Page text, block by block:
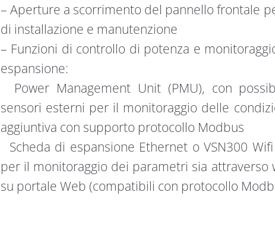
– Aperture a scorrimento del pannello frontale
di installazione e manutenzione
– Funzioni di controllo di potenza e
espansione:
Power Management Unit (PMU), con
sensori esterni per il monitoraggio delle
aggiuntiva con supporto protocollo Modbus
Scheda di espansione Ethernet o VSN300
per il monitoraggio dei parametri sia attraverso
su portale Web (compatibili con protocollo